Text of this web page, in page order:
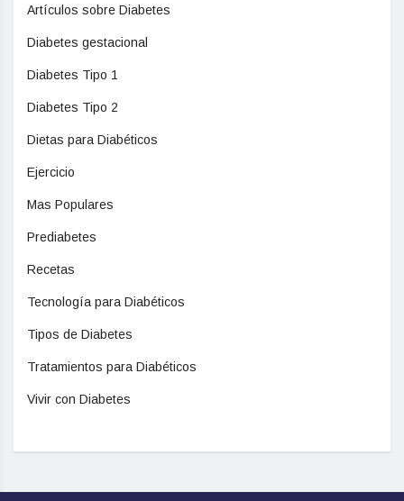
Artículos sobre Diabetes
Diabetes gestacional
Diabetes Tipo 1
Diabetes Tipo 2
Dietas para Diabéticos
Ejercicio
Mas Populares
Prediabetes
Recetas
Tecnología para Diabéticos
Tipos de Diabetes
Tratamientos para Diabéticos
Vivir con Diabetes